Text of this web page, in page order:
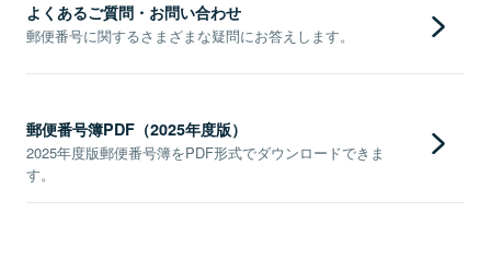
よくあるご質問・お問い合わせ
郵便番号に関するさまざまな疑問にお答えします。
郵便番号簿PDF（2025年度版）
2025年度版郵便番号簿をPDF形式でダウンロードできま
す。